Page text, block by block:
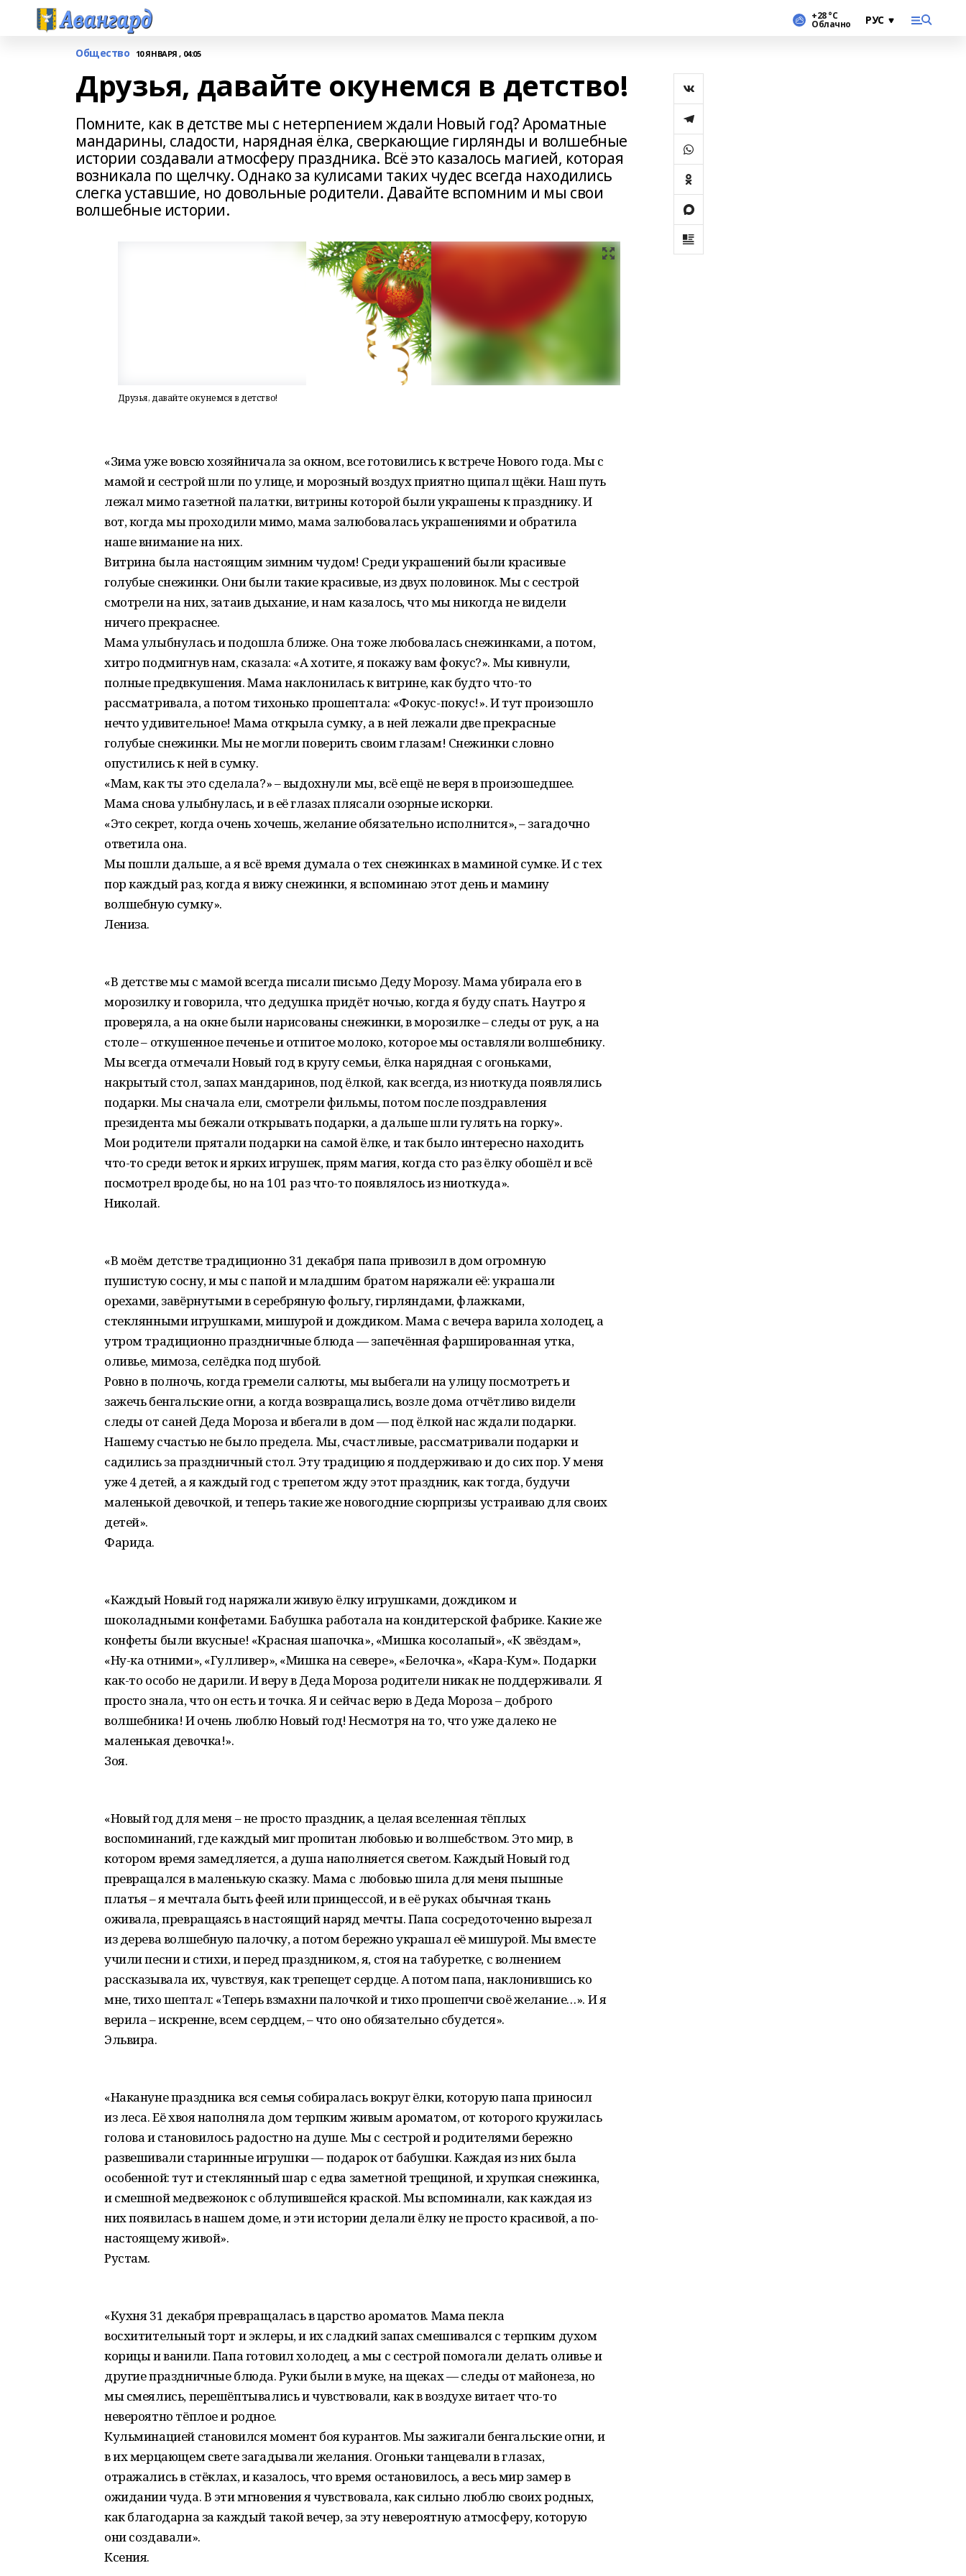
+28 °С
Облачно
Общество 10 ЯНВАРЯ , 04:05
Друзья, давайте окунемся в детство!
Помните, как в детстве мы с нетерпением ждали Новый год? Ароматные
мандарины, сладости, нарядная ёлка, сверкающие гирлянды и волшебные
истории создавали атмосферу праздника. Всё это казалось магией, которая
возникала по щелчку. Однако за кулисами таких чудес всегда находились
слегка уставшие, но довольные родители. Давайте вспомним и мы свои
волшебные истории.
Друзья, давайте окунемся в детство!
«Зима уже вовсю хозяйничала за окном, все готовились к встрече Нового года. Мы с
мамой и сестрой шли по улице, и морозный воздух приятно щипал щёки. Наш путь
лежал мимо газетной палатки, витрины которой были украшены к празднику. И
вот, когда мы проходили мимо, мама залюбовалась украшениями и обратила
наше внимание на них.
Витрина была настоящим зимним чудом! Среди украшений были красивые
голубые снежинки. Они были такие красивые, из двух половинок. Мы с сестрой
смотрели на них, затаив дыхание, и нам казалось, что мы никогда не видели
ничего прекраснее.
Мама улыбнулась и подошла ближе. Она тоже любовалась снежинками, а потом,
хитро подмигнув нам, сказала: «А хотите, я покажу вам фокус?». Мы кивнули,
полные предвкушения. Мама наклонилась к витрине, как будто что-то
рассматривала, а потом тихонько прошептала: «Фокус-покус!». И тут произошло
нечто удивительное! Мама открыла сумку, а в ней лежали две прекрасные
голубые снежинки. Мы не могли поверить своим глазам! Снежинки словно
опустились к ней в сумку.
«Мам, как ты это сделала?» – выдохнули мы, всё ещё не веря в произошедшее.
Мама снова улыбнулась, и в её глазах плясали озорные искорки.
«Это секрет, когда очень хочешь, желание обязательно исполнится», – загадочно
ответила она.
Мы пошли дальше, а я всё время думала о тех снежинках в маминой сумке. И с тех
пор каждый раз, когда я вижу снежинки, я вспоминаю этот день и мамину
волшебную сумку».
Лениза.
«В детстве мы с мамой всегда писали письмо Деду Морозу. Мама убирала его в
морозилку и говорила, что дедушка придёт ночью, когда я буду спать. Наутро я
проверяла, а на окне были нарисованы снежинки, в морозилке – следы от рук, а на
столе – откушенное печенье и отпитое молоко, которое мы оставляли волшебнику.
Мы всегда отмечали Новый год в кругу семьи, ёлка нарядная с огоньками,
накрытый стол, запах мандаринов, под ёлкой, как всегда, из ниоткуда появлялись
подарки. Мы сначала ели, смотрели фильмы, потом после поздравления
президента мы бежали открывать подарки, а дальше шли гулять на горку».
Мои родители прятали подарки на самой ёлке, и так было интересно находить
что-то среди веток и ярких игрушек, прям магия, когда сто раз ёлку обошёл и всё
посмотрел вроде бы, но на 101 раз что-то появлялось из ниоткуда».
Николай.
«В моём детстве традиционно 31 декабря папа привозил в дом огромную
пушистую сосну, и мы с папой и младшим братом наряжали её: украшали
орехами, завёрнутыми в серебряную фольгу, гирляндами, флажками,
стеклянными игрушками, мишурой и дождиком. Мама с вечера варила холодец, а
утром традиционно праздничные блюда — запечённая фаршированная утка,
оливье, мимоза, селёдка под шубой.
Ровно в полночь, когда гремели салюты, мы выбегали на улицу посмотреть и
зажечь бенгальские огни, а когда возвращались, возле дома отчётливо видели
следы от саней Деда Мороза и вбегали в дом — под ёлкой нас ждали подарки.
Нашему счастью не было предела. Мы, счастливые, рассматривали подарки и
садились за праздничный стол. Эту традицию я поддерживаю и до сих пор. У меня
уже 4 детей, а я каждый год с трепетом жду этот праздник, как тогда, будучи
маленькой девочкой, и теперь такие же новогодние сюрпризы устраиваю для своих
детей».
Фарида.
«Каждый Новый год наряжали живую ёлку игрушками, дождиком и
шоколадными конфетами. Бабушка работала на кондитерской фабрике. Какие же
конфеты были вкусные! «Красная шапочка», «Мишка косолапый», «К звёздам»,
«Ну-ка отними», «Гулливер», «Мишка на севере», «Белочка», «Кара-Кум». Подарки
как-то особо не дарили. И веру в Деда Мороза родители никак не поддерживали. Я
просто знала, что он есть и точка. Я и сейчас верю в Деда Мороза – доброго
волшебника! И очень люблю Новый год! Несмотря на то, что уже далеко не
маленькая девочка!».
Зоя.
«Новый год для меня – не просто праздник, а целая вселенная тёплых
воспоминаний, где каждый миг пропитан любовью и волшебством. Это мир, в
котором время замедляется, а душа наполняется светом. Каждый Новый год
превращался в маленькую сказку. Мама с любовью шила для меня пышные
платья – я мечтала быть феей или принцессой, и в её руках обычная ткань
оживала, превращаясь в настоящий наряд мечты. Папа сосредоточенно вырезал
из дерева волшебную палочку, а потом бережно украшал её мишурой. Мы вместе
учили песни и стихи, и перед праздником, я, стоя на табуретке, с волнением
рассказывала их, чувствуя, как трепещет сердце. А потом папа, наклонившись ко
мне, тихо шептал: «Теперь взмахни палочкой и тихо прошепчи своё желание…». И я
верила – искренне, всем сердцем, – что оно обязательно сбудется».
Эльвира.
«Накануне праздника вся семья собиралась вокруг ёлки, которую папа приносил
из леса. Её хвоя наполняла дом терпким живым ароматом, от которого кружилась
голова и становилось радостно на душе. Мы с сестрой и родителями бережно
развешивали старинные игрушки — подарок от бабушки. Каждая из них была
особенной: тут и стеклянный шар с едва заметной трещиной, и хрупкая снежинка,
и смешной медвежонок с облупившейся краской. Мы вспоминали, как каждая из
них появилась в нашем доме, и эти истории делали ёлку не просто красивой, а по-
настоящему живой».
Рустам.
«Кухня 31 декабря превращалась в царство ароматов. Мама пекла
восхитительный торт и эклеры, и их сладкий запах смешивался с терпким духом
корицы и ванили. Папа готовил холодец, а мы с сестрой помогали делать оливье и
другие праздничные блюда. Руки были в муке, на щеках — следы от майонеза, но
мы смеялись, перешёптывались и чувствовали, как в воздухе витает что-то
невероятно тёплое и родное.
Кульминацией становился момент боя курантов. Мы зажигали бенгальские огни, и
в их мерцающем свете загадывали желания. Огоньки танцевали в глазах,
отражались в стёклах, и казалось, что время остановилось, а весь мир замер в
ожидании чуда. В эти мгновения я чувствовала, как сильно люблю своих родных,
как благодарна за каждый такой вечер, за эту невероятную атмосферу, которую
они создавали».
Ксения.